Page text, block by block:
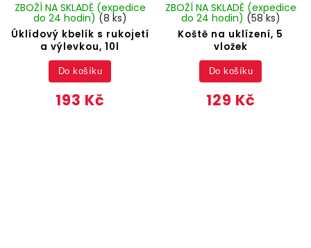
Úklídový kbelík s rukojetí
a výlevkou, 10l
ZBOŽÍ NA SKLADĚ (expedice
do 24 hodin) (8 ks)
193 Kč
Do košíku
Koště na uklízení, 5
vložek
ZBOŽÍ NA SKLADĚ (expedice
do 24 hodin) (58 ks)
129 Kč
Do košíku